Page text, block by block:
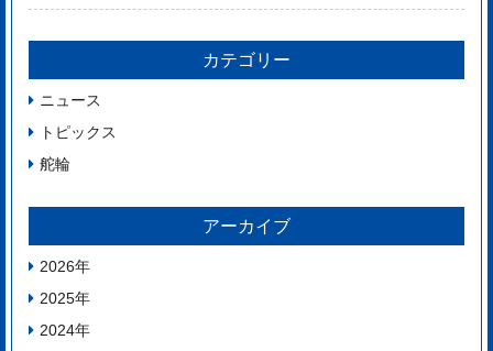
カテゴリー
ニュース
トピックス
舵輪
アーカイブ
2026年
2025年
2024年